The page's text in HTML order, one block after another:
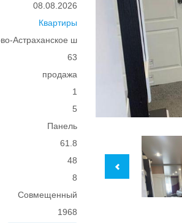
08.08.2026
Квартиры
Астраханское ш
63
продажа
1
5
Панель
61.8
48
8
Совмещенный
1968